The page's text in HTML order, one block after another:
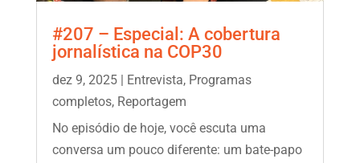
#207 – Especial: A cobertura
jornalística na COP30
dez 9, 2025| Entrevista, Programas
completos, Reportagem
No episódio de hoje, você escuta uma
conversa um pouco diferente: um bate-papo